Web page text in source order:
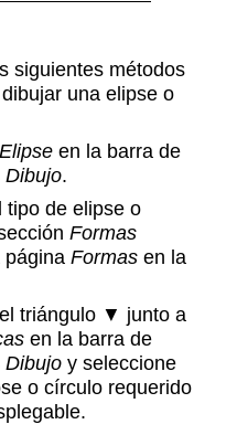
siguientes métodos
una elipse o
Elipse en la barra de
Dibujo.
tipo de elipse o
Formas
página Formas en la
triángulo ▼ junto a
en la barra de
Dibujo y seleccione
o círculo requerido